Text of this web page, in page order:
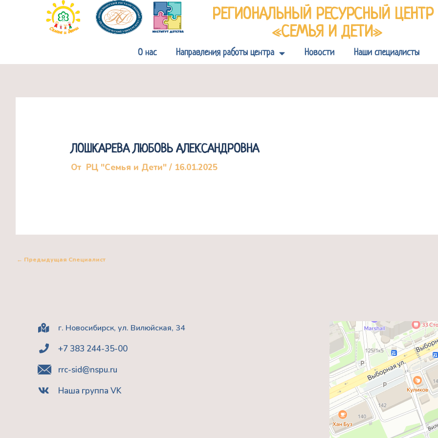
содержимому
РЕГИОНАЛЬНЫЙ РЕСУРСНЫЙ ЦЕНТР
«СЕМЬЯ И ДЕТИ»
О нас Направления работы центра Новости Наши специалисты
ЛОШКАРЕВА ЛЮБОВЬ АЛЕКСАНДРОВНА
От РЦ "Семья и Дети"/ 16.01.2025
← Предыдущая Специалист
г. Новосибирск, ул. Вилюйская, 34
+7 383 244-35-00
rrc-sid@nspu.ru
Наша группа VK